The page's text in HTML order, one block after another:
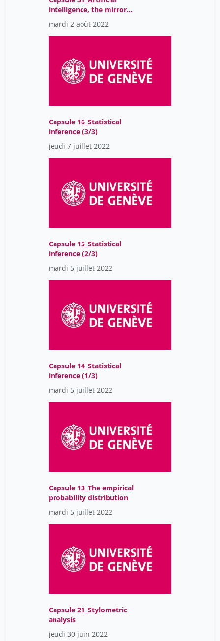
intelligence, the mirror
of our society
mardi 2 août 2022
Capsule 16_Statistical
inference (3/3)
jeudi 7 juillet 2022
Capsule 15_Statistical
inference (2/3)
mardi 5 juillet 2022
Capsule 14_Statistical
inference (1/3)
mardi 5 juillet 2022
Capsule 13_The empirical
probability distribution
mardi 5 juillet 2022
Capsule 21_Stylometric
analysis
jeudi 30 juin 2022